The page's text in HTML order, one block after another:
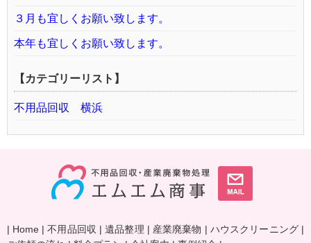
３月も宜しくお願い致します。
本年も宜しくお願い致します。
【カテゴリーリスト】
不用品回収 横浜
| Home |不用品回収 |遺品整理 | 産業廃棄物 | ハウスクリーニング|